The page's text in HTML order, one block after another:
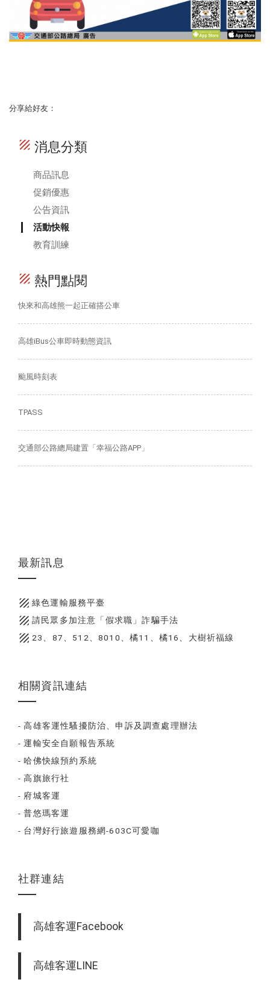
分享給好友：
texture 消息分類
商品訊息
促銷優惠
公告資訊
活動快報
教育訓練
texture 熱門點閱
快來和高雄熊一起正確搭公車
高雄iBus公車即時動態資訊
颱風時刻表
TPASS
交通部公路總局建置「幸福公路APP」
最新訊息
texture 綠色運輸服務平臺
texture 請民眾多加注意「假求職」詐騙手法
texture 23、87、512、8010、橘11、橘16、大樹祈福線
相關資訊連結
- 高雄客運性騷擾防治、申訴及調查處理辦法
- 運輸安全自願報告系統
- 哈佛快線預約系統
- 高旗旅行社
- 府城客運
- 普悠瑪客運
- 台灣好行旅遊服務網-603C可愛咖
社群連結
高雄客運Facebook
高雄客運LINE